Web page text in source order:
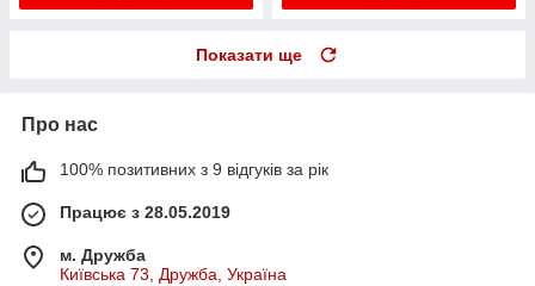
Показати ще
Про нас
100% позитивних з 9 відгуків за рік
Працює з 28.05.2019
м. Дружба
Київська 73, Дружба, Україна